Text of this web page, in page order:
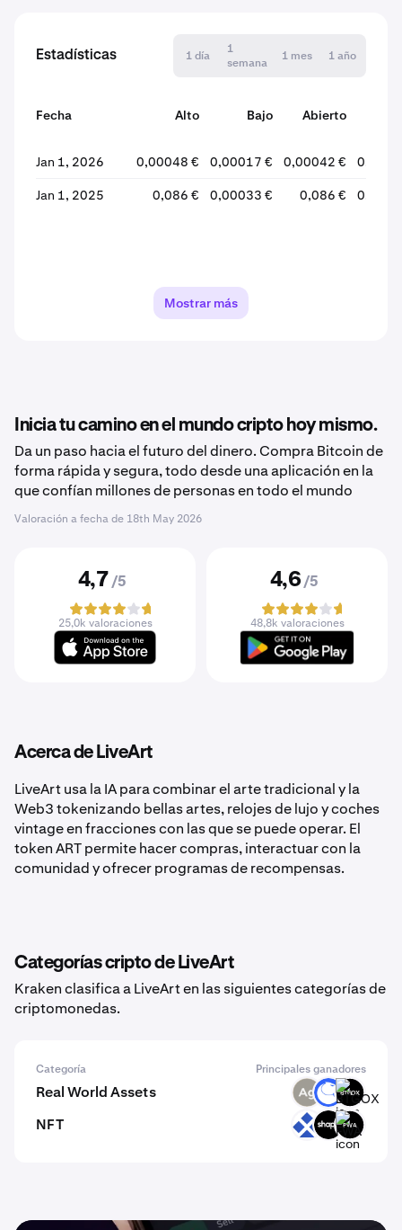
Estadísticas 1 día
1
semana
1 mes 1 año
Fecha Alto Bajo Abierto
Jan 1, 2026 0,00048 € 0,00017 € 0,00042 €
Jan 1, 2025 0,086 € 0,00033 € 0,086 €
Mostrar más
Inicia tu camino en el mundo cripto hoy mismo.
Da un paso hacia el futuro del dinero. Compra Bitcoin de
forma rápida y segura, todo desde una aplicación en la
que confían millones de personas en todo el mundo
Valoración a fecha de 18th May 2026
4,7 /5
25,0k valoraciones
4,6 /5
48,8k valoraciones
Acerca de LiveArt
LiveArt usa la IA para combinar el arte tradicional y la
Web3 tokenizando bellas artes, relojes de lujo y coches
vintage en fracciones con las que se puede operar. El
token ART permite hacer compras, interactuar con la
comunidad y ofrecer programas de recompensas.
Categorías cripto de LiveArt
Kraken clasifica a LiveArt en las siguientes categorías de
criptomonedas.
Categoría Principales ganadores
Real World Assets SLVR ANT BTGOX
NFT RDT SHAPE FWA